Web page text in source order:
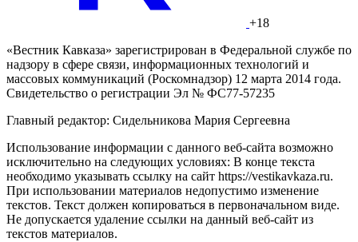
+18
«Вестник Кавказа» зарегистрирован в Федеральной службе по
надзору в сфере связи, информационных технологий и
массовых коммуникаций (Роскомнадзор) 12 марта 2014 года.
Свидетельство о регистрации Эл № ФС77-57235
Главный редактор: Сидельникова Мария Сергеевна
Использование информации с данного веб-сайта возможно
исключительно на следующих условиях: В конце текста
необходимо указывать ссылку на сайт https://vestikavkaza.ru.
При использовании материалов недопустимо изменение
текстов. Текст должен копироваться в первоначальном виде.
Не допускается удаление ссылки на данный веб-сайт из
текстов материалов.